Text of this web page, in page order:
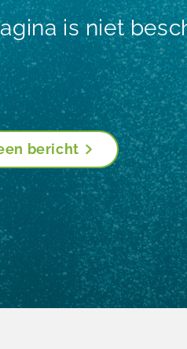
is niet
bericht